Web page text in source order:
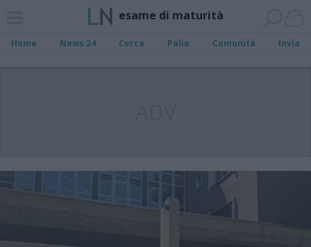
esame di maturità
Home News 24 Cerca Palio Comunità Invia